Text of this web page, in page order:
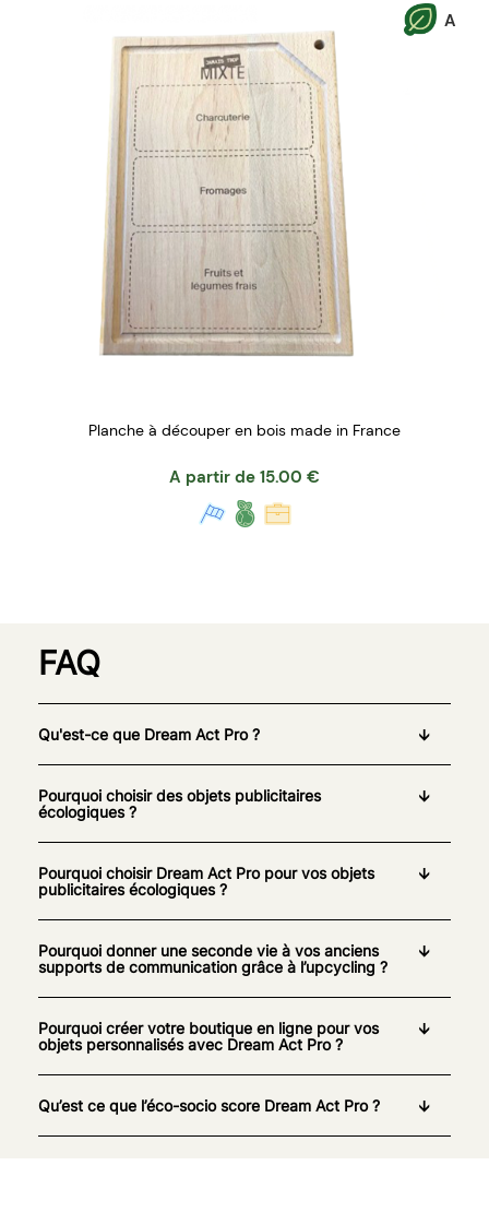
A
Planche à découper en bois made in France
A partir de 15.00 €
FAQ
Qu'est-ce que Dream Act Pro ?
Pourquoi choisir des objets publicitaires
écologiques ?
Pourquoi choisir Dream Act Pro pour vos objets
publicitaires écologiques ?
Pourquoi donner une seconde vie à vos anciens
supports de communication grâce à l’upcycling ?
Pourquoi créer votre boutique en ligne pour vos
objets personnalisés avec Dream Act Pro ?
Qu’est ce que l’éco-socio score Dream Act Pro ?